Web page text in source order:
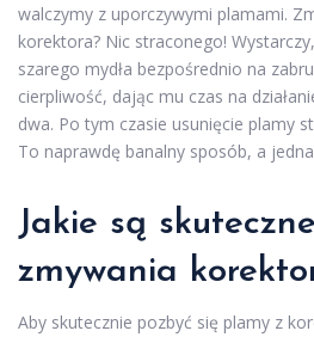
walczymy z uporczywymi plamami.
korektora? Nic straconego!
szarego mydła bezpośrednio na
cierpliwość, dając mu czas na
dwa. Po tym czasie usunięcie plamy
To naprawdę banalny sposób, a
Jakie są
zmywania
Aby skutecznie pozbyć się plamy z